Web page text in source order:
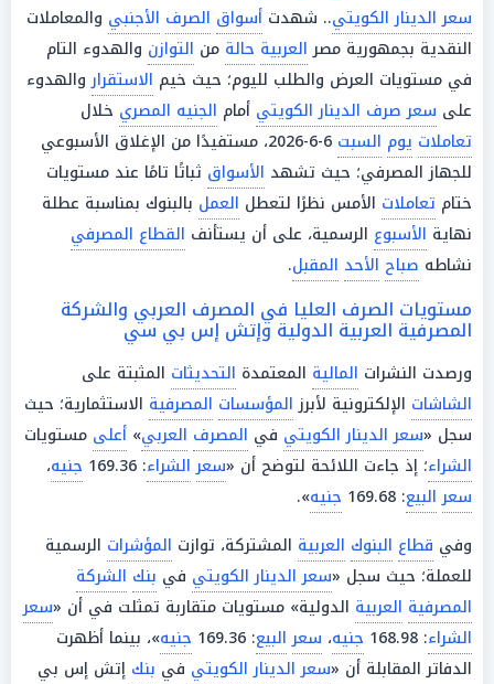
سعر الدينار الكويتي.. شهدت أسواق الصرف الأجنبي والمعاملات
النقدية بجمهورية مصرالعربية حالة من التوازن والهدوء التام
في مستويات العرض والطلب لليوم؛ حيث خيم الاستقراروالهدوء
على سعر صرف الدينار الكويتي أمام الجنيه المصري خلال
تعاملات يوم السبت
6-6-2026، مستفيدًا من الإغلاق الأسبوعي
للجهاز المصرفي؛ حيث تشهد الأسواق ثباتًا تامًا عند مستويات
ختام تعاملات الأمس نظرًا لتعطل العمل بالبنوك بمناسبة عطلة
نهاية الأسبوع الرسمية، على أن يستأنف القطاع المصرفي
نشاطه صباح الأحد المقبل.
مستويات الصرف العليا في المصرف العربي والشركة
المصرفية العربية الدولية وإتش إس بي سي
ورصدت النشرات المالية المعتمدة التحديثات المثبتة على
الشاشات الإلكترونية لأبرزالمؤسسات المصرفية الاستثمارية؛ حيث
سجل «سعر الدينار الكويتي في المصرف العربي» أعلى مستويات
الشراء؛ إذ جاءت اللائحة لتوضح أن «سعر الشراء: 169.36 جنيه،
سعر البيع: 169.68 جنيه».
وفي قطاع البنوك العربية المشتركة، توازت المؤشرات الرسمية
للعملة؛ حيث سجل «سعر الدينار الكويتي في بنك الشركة
المصرفية العربية الدولية» مستويات متقاربة تمثلت في أن «سعر
الشراء: 168.98 جنيه، سعر البيع: 169.36 جنيه»، بينما أظهرت
الدفاتر المقابلة أن «سعر الدينار الكويتي في بنك إتش إس بي